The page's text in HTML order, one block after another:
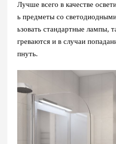
Лучше всего в качестве
ь предметы со
ьзовать стандартные лампы,
греваются и в случаи
пнуть.